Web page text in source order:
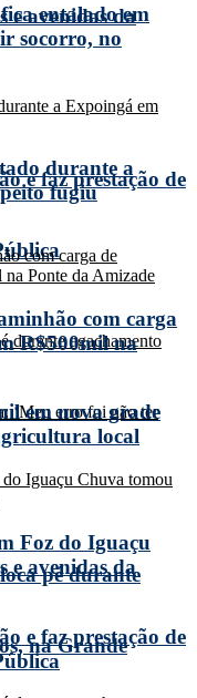
e avenidas da
e faz prestação de
pé durante
na Grande
entalado em
socorro, no
durante a
fugiu
com carga
R$500mil na
em nova grade
local
Foz do Iguaçu
e avenidas da
e faz prestação de